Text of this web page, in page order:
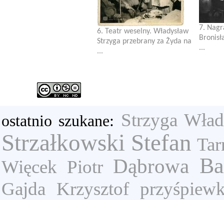
6. Teatr weselny. Władysław
Strzyga przebrany za Żyda na
...
7.
...
ostatnio szukane: Strzyga
Strzałkowski Stefan
Więcek Piotr Dąbrowa
Gajda Krzysztof